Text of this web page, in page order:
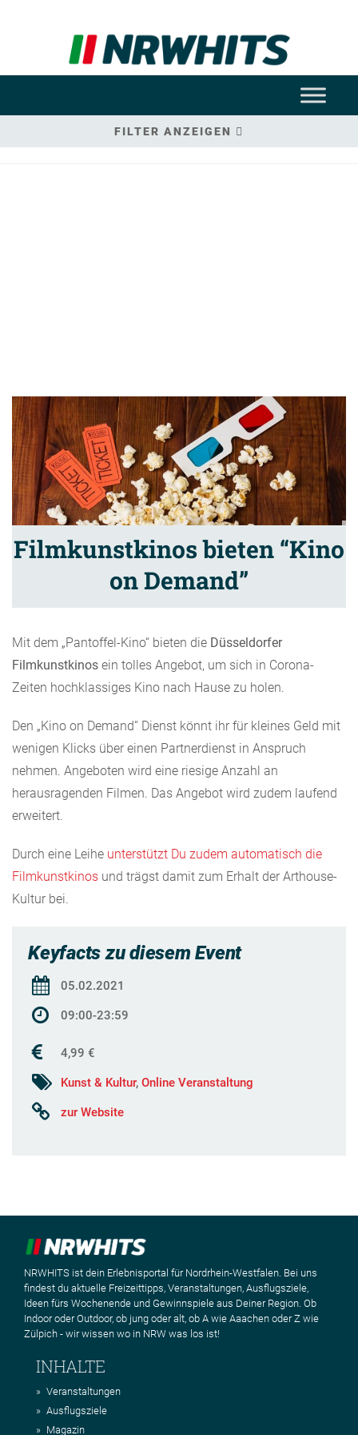
FILTER ANZEIGEN
Filmkunstkinos bieten “Kino
on Demand”
Mit dem „Pantoffel-Kino“ bieten die Düsseldorfer
Filmkunstkinos ein tolles Angebot, um sich in Corona-
Zeiten hochklassiges Kino nach Hause zu holen.
Den „Kino on Demand“ Dienst könnt ihr für kleines Geld mit
wenigen Klicks über einen Partnerdienst in Anspruch
nehmen. Angeboten wird eine riesige Anzahl an
herausragenden Filmen. Das Angebot wird zudem laufend
erweitert.
Durch eine Leihe unterstützt Du zudem automatisch die
Filmkunstkinos und trägst damit zum Erhalt der Arthouse-
Kultur bei.
Keyfacts zu diesem Event
05.02.2021
09:00-23:59
4,99 €
Kunst & Kultur, Online Veranstaltung
zur Website
NRWHITS ist dein Erlebnisportal für Nordrhein-Westfalen. Bei uns
findest du aktuelle Freizeittipps, Veranstaltungen, Ausflugsziele,
Ideen fürs Wochenende und Gewinnspiele aus Deiner Region. Ob
Indoor oder Outdoor, ob jung oder alt, ob A wie Aaachen oder Z wie
Zülpich - wir wissen wo in NRW was los ist!
INHALTE
Veranstaltungen
Ausflugsziele
Magazin